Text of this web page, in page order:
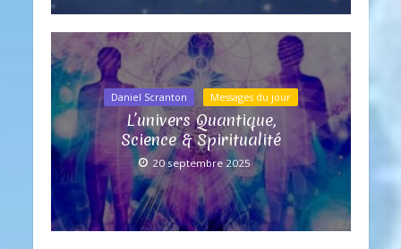
Daniel Scranton Messages du jour
L’univers Quantique,
Science & Spiritualité
20 septembre 2025